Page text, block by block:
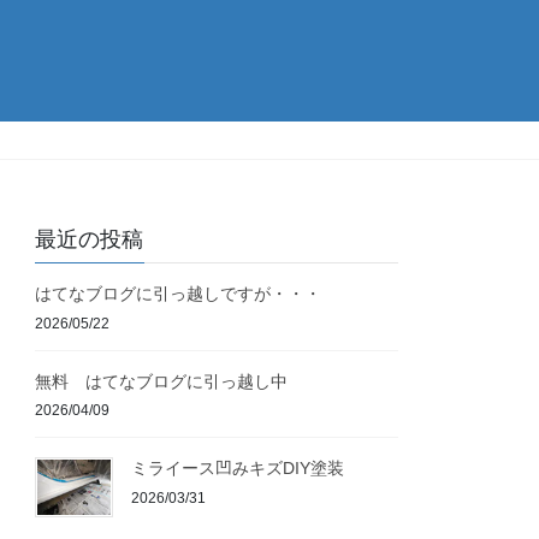
最近の投稿
はてなブログに引っ越しですが・・・
2026/05/22
無料 はてなブログに引っ越し中
2026/04/09
ミライース凹みキズDIY塗装
2026/03/31